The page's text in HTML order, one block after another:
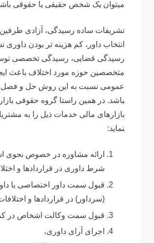
می­توان یک شخص حقیقی یا حقوقی
تشریفات ساده رسیدگی، آزادی طرفین
انتخاب داور، کم هزینه تر بودن داوری
رسیدگی قضایی، رسیدگی تخصصی
متخصصین حوزه مورد اختلاف باعث
باشد. در همین راستا گروه حقوقی بازار
نماید:
ارائه مشاوره در خصوص نحوی
شرط داوری در قرارداد­ها و
قبول سمت داور اختصاصی یا
(سرداور) در قرارداد­ها و
قبول سمت وکالت اشخاص در
اجرای آرای داوری،